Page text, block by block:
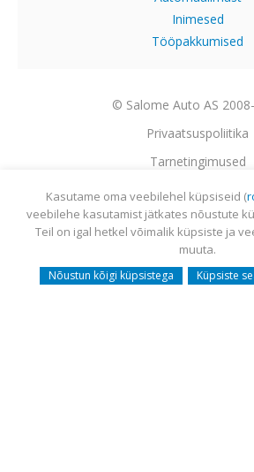
Inimesed
Tööpakkumised
© Salome Auto AS
Privaatsuspoliitika
Tarnetingimused
Garantii
Utiliseerimine
Sisukaart
Webmail
Kasutame oma veebilehel küpsiseid (
veebilehe kasutamist jätkates nõustute
Teil on igal hetkel võimalik küpsiste ja
muuta.
Nõustun kõigi küpsistega Küpsiste